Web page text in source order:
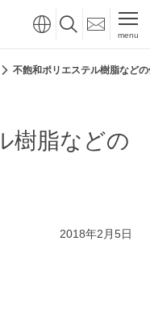
menu
不飽和ポリエステル樹脂など
樹脂などの
2018年2月5日